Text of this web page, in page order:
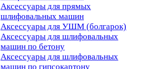
Аксессуары для прямых
шлифовальных машин
Аксессуары для УШМ (болгарок)
Аксессуары для шлифовальных
машин по бетону
Аксессуары для шлифовальных
машин по гипсокартону